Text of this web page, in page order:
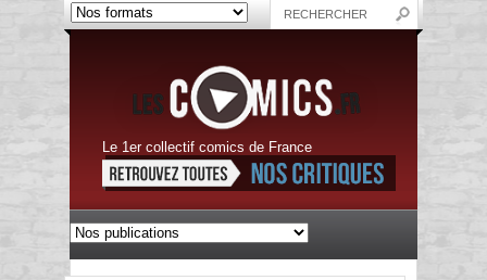
Le 1er collectif comics de France